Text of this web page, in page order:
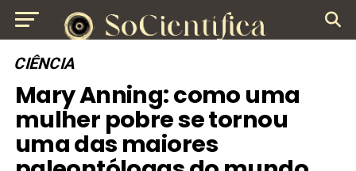
CIÊNCIA
Mary Anning: como uma
mulher pobre se tornou
uma das maiores